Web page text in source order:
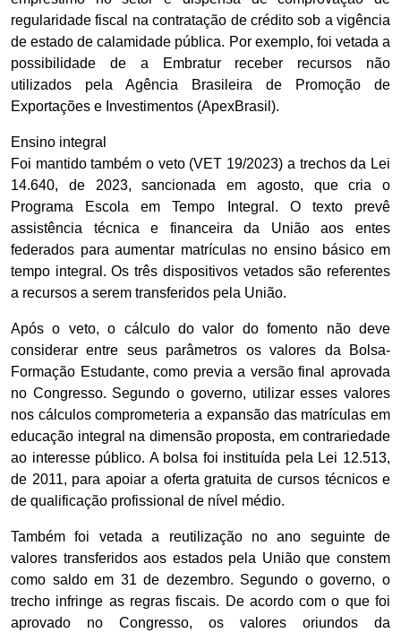
regularidade fiscal na contratação de crédito sob a vigência
de estado de calamidade pública. Por exemplo, foi vetada a
possibilidade de a Embratur receber recursos não
utilizados pela Agência Brasileira de Promoção de
Exportações e Investimentos (ApexBrasil).
Ensino integral
Foi mantido também o veto (VET 19/2023) a trechos da Lei
14.640, de 2023, sancionada em agosto, que cria o
Programa Escola em Tempo Integral. O texto prevê
assistência técnica e financeira da União aos entes
federados para aumentar matrículas no ensino básico em
tempo integral. Os três dispositivos vetados são referentes
a recursos a serem transferidos pela União.
Após o veto, o cálculo do valor do fomento não deve
considerar entre seus parâmetros os valores da Bolsa-
Formação Estudante, como previa a versão final aprovada
no Congresso. Segundo o governo, utilizar esses valores
nos cálculos comprometeria a expansão das matrículas em
educação integral na dimensão proposta, em contrariedade
ao interesse público. A bolsa foi instituída pela Lei 12.513,
de 2011, para apoiar a oferta gratuita de cursos técnicos e
de qualificação profissional de nível médio.
Também foi vetada a reutilização no ano seguinte de
valores transferidos aos estados pela União que constem
como saldo em 31 de dezembro. Segundo o governo, o
trecho infringe as regras fiscais. De acordo com o que foi
aprovado no Congresso, os valores oriundos da